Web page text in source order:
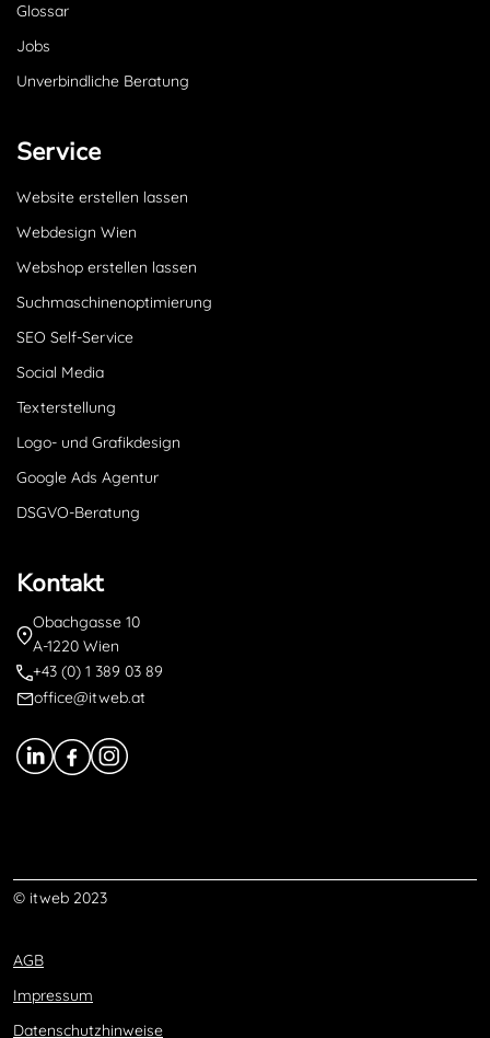
Glossar
Jobs
Unverbindliche Beratung
Service
Website erstellen lassen
Webdesign Wien
Webshop erstellen lassen
Suchmaschinenoptimierung
SEO Self-Service
Social Media
Texterstellung
Logo- und Grafikdesign
Google Ads Agentur
DSGVO-Beratung
Kontakt
Obachgasse 10
A-1220 Wien
+43 (0) 1 389 03 89
office@itweb.at
© itweb 2023
AGB
Impressum
Datenschutzhinweise